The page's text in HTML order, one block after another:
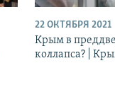
22 ОКТЯБРЯ 2021
Крым в
коллапса? |